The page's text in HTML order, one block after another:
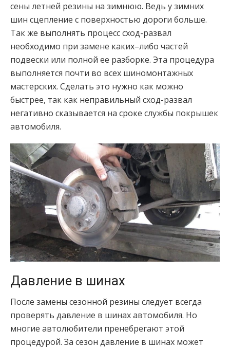
сены летней резины на зимнюю. Ведь у зимних
шин сцепление с поверхностью дороги больше.
Так же выполнять процесс сход-развал
необходимо при замене каких–либо частей
подвески или полной ее разборке. Эта процедура
выполняется почти во всех шиномонтажных
мастерских. Сделать это нужно как можно
быстрее, так как неправильный сход-развал
негативно сказывается на сроке службы покрышек
автомобиля.
Давление в шинах
После замены сезонной резины следует всегда
проверять давление в шинах автомобиля. Но
многие автолюбители пренебрегают этой
процедурой. За сезон давление в шинах может